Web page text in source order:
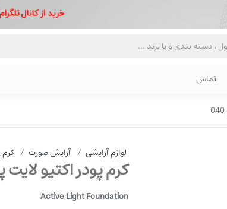
تماس
لوازم آرایشی / آرایش صورت / کرم
کرم پودر اکتیو لایت
Active Light Foundation